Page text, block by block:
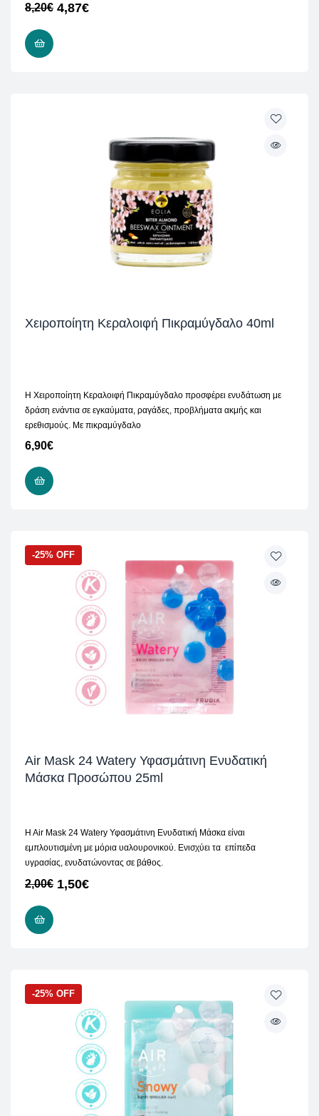
8,20€ 4,87€
Χειροποίητη Κεραλοιφή Πικραμύγδαλο 40ml
Η Χειροποίητη Κεραλοιφή Πικραμύγδαλο προσφέρει ενυδάτωση με
δράση ενάντια σε εγκαύματα, ραγάδες, προβλήματα ακμής και
ερεθισμούς. Με πικραμύγδαλο
6,90€
-25% OFF
Air Mask 24 Watery Υφασμάτινη Ενυδατική
Μάσκα Προσώπου 25ml
H Air Mask 24 Watery Υφασμάτινη Ενυδατική Μάσκα είναι
εμπλουτισμένη με μόρια υαλουρονικού. Ενισχύει τα επίπεδα
υγρασίας, ενυδατώνοντας σε βάθος.
2,00€ 1,50€
-25% OFF